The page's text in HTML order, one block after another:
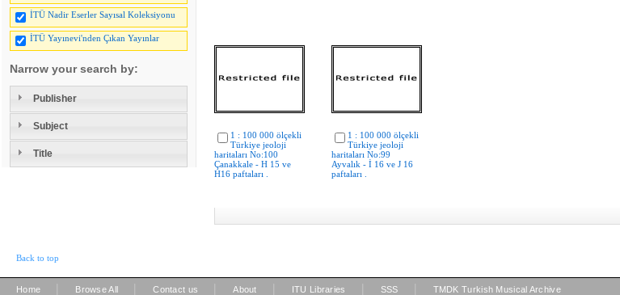
İTÜ Nadir Eserler Sayısal Koleksiyonu
İTÜ Yayınevi'nden Çıkan Yayınlar
Narrow your search by:
Publisher
Subject
Title
1 : 100 000 ölçekli
Türkiye jeoloji
haritaları No:100
Çanakkale - H 15 ve
H16 paftaları .
1 : 100 000 ölçekli
Türkiye jeoloji
haritaları No:99
Ayvalık - İ 16 ve J 16
paftaları .
Back to top
Home Browse All Contact us About ITU Libraries SSS TMDK Turkish Musical Archive